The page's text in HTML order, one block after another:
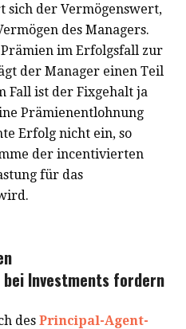
der Vermögenswert,
des Managers.
im Erfolgsfall zur
der Manager einen Teil
Fall ist der Fixgehalt ja
Prämienentlohnung
Erfolg nicht ein, so
der incentivierten
für das
Investments fordern
des Principal-Agent-